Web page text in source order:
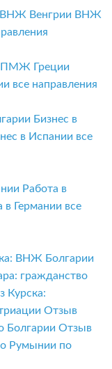
ВНЖ Венгрии ВНЖ
ПМЖ Греции
все направления
Бизнес в
в Испании все
Работа в
в Германии все
ВНЖ Болгарии
гражданство
Курска:
Отзыв
Болгарии Отзыв
Румынии по